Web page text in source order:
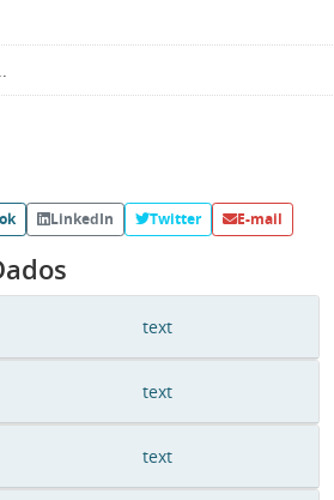
LinkedIn Twitter E-mail
text
text
text